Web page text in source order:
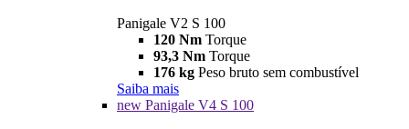
Panigale V2 S 100
120 Nm Torque
93,3 Nm Torque
176 kg Peso bruto sem combustível
Saiba mais
new Panigale V4 S 100